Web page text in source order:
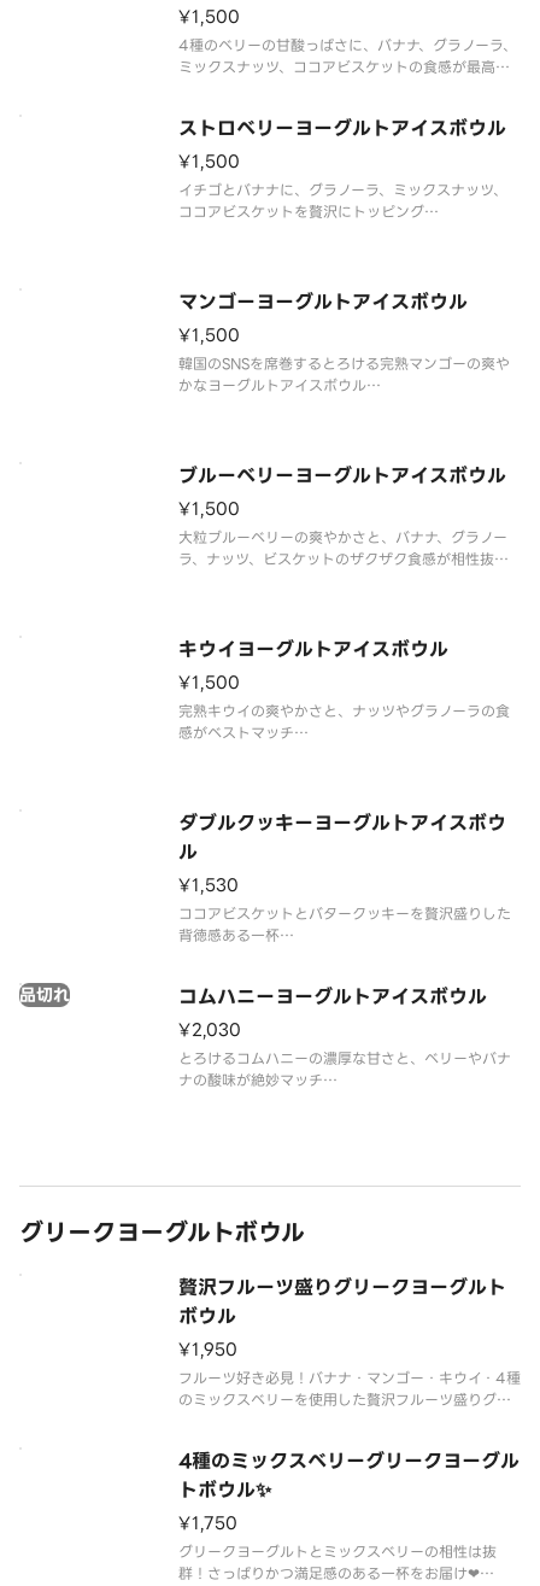
トッピング：バナナ、ミ
¥1,500
4種のベリーの甘酸っぱさに、バナナ、グラノーラ、
ミックスナッツ、ココアビスケットの食感が最高に
レンドスイーツをぜひお楽しみください！
トッピング：バナナ、ミックスベリー、グラノー
ラ、ミックスナッツ、ココ
ストロベリーヨーグルトアイスボウル
¥1,500
イチゴとバナナに、グラノーラ、ミックスナッツ、
ココアビスケットを贅沢にトッピング
スナッツ、ココアビスケット、パリチョ
マンゴーヨーグルトアイスボウル
¥1,500
韓国のSNSを席巻するとろける完熟マンゴーの爽や
かなヨーグルトアイスボウル
今すぐチェック！
トッピング：バナナ、マンゴー、グラノーラ、ミッ
クスナ
ブルーベリーヨーグルトアイスボウル
¥1,500
大粒ブルーベリーの爽やかさと、バナナ、グラノー
ラ、ナッツ、ビスケットのザクザク食感が相性抜群
ミックスナッツ
キウイヨーグルトアイスボウル
¥1,500
完熟キウイの爽やかさと、ナッツやグラノーラの食
感がベストマッチ
トッピング：バナナ、キウイ、グラノーラ、ミックス
ナッツ、ココアビスケット、パリチョ
ダブルクッキーヨーグルトアイスボウ
ル
¥1,530
ココアビスケットとバタークッキーを贅沢盛りした
背徳感ある一杯
自分へのご褒美に、話題の新感覚ヨーグルトアイス
ボウルを今すぐ堪能してください！
トッピング：バナナ、グラノーラ、ミックスナッツ、
コ
コムハニーヨーグルトアイスボウル
品切れ
¥2,030
とろけるコムハニーの濃厚な甘さと、ベリーやバナ
ナの酸味が絶妙マッチ
ラ、ミックス
グリークヨーグルトボウル
贅沢フルーツ盛りグリークヨーグルト
ボウル
¥1,950
フルーツ好き必見！バナナ・マンゴー・キウイ・4種
のミックスベリーを使用した贅沢フルーツ盛りグリ
トッピング：バナナ、ミックスベリー、グラノー
ラ、ミックスナッツ、ココアビスケット、キウイ、マ
4種のミックスベリーグリークヨーグル
トボウル✨
¥1,750
グリークヨーグルトとミックスベリーの相性は抜
群！さっぱりかつ満足感のある一杯をお届け❤